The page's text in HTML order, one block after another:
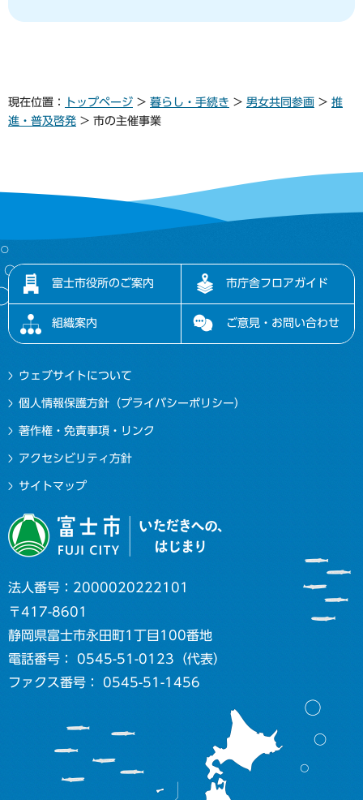
現在位置： トップページ > 暮らし・手続き > 男女共同参画 > 推
進・普及啓発 > 市の主催事業
富士市役所のご案内 市庁舎フロアガイド
組織案内 ご意見・お問い合わせ
ウェブサイトについて
個人情報保護方針（プライバシーポリシー）
著作権・免責事項・リンク
アクセシビリティ方針
サイトマップ
法人番号：2000020222101
〒417-8601
静岡県富士市永田町1丁目100番地
電話番号： 0545-51-0123（代表）
ファクス番号： 0545-51-1456